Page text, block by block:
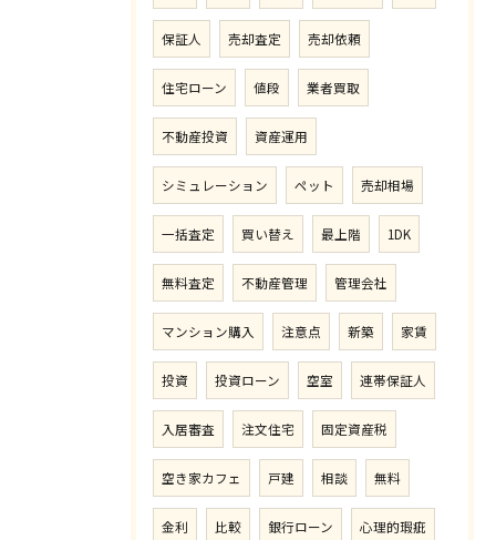
保証人 売却査定 売却依頼
住宅ローン 値段 業者買取
不動産投資 資産運用
シミュレーション ペット 売却相場
一括査定 買い替え 最上階 1DK
無料査定 不動産管理 管理会社
マンション購入 注意点 新築 家賃
投資 投資ローン 空室 連帯保証人
入居審査 注文住宅 固定資産税
空き家カフェ 戸建 相談 無料
金利 比較 銀行ローン 心理的瑕疵